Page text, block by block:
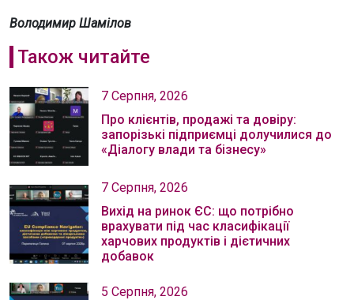
Володимир Шамілов
Також читайте
7 Серпня, 2026
Про клієнтів, продажі та довіру:
запорізькі підприємці долучилися до
«Діалогу влади та бізнесу»
7 Серпня, 2026
Вихід на ринок ЄС: що потрібно
врахувати під час класифікації
харчових продуктів і дієтичних
добавок
5 Серпня, 2026